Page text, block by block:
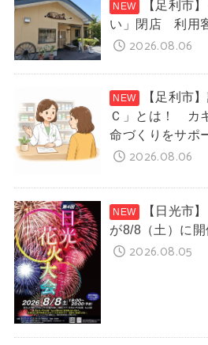
【足利市
い」閉店 利用
2026.08.06
【足利市
Ｃ」とは！ カ
命づくりをサポ
2026.08.06
【日光市
が8/8（土）に開
2026.08.05